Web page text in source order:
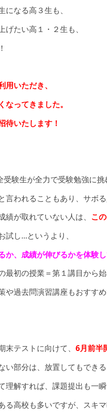
なる高３生も、
たい高１・２生も、
いただき、
ってきました。
待いたします！
験生が全力で受験勉強に挑
言われることもあり、サボる
績が取れていない人は、 こ
試し…というより、
か、成績が伸びるかを体験し
最初の授業＝第１講目から始
や過去問演習講座もおすすめ
末テストに向けて、 6月前半
い部分は、放置してもできる
理解すれば、課題提出も一瞬
る高校も多いですが、スキマ